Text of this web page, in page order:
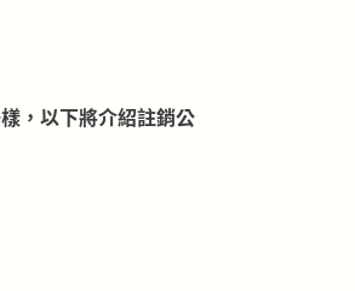
，以下將介紹註銷公